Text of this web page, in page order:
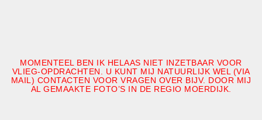
MOMENTEEL BEN IK HELAAS NIET INZETBAAR VOOR
VLIEG-OPDRACHTEN . U KUNT MIJ NATUURLIJK WEL (VIA
MAIL) CONTACTEN VOOR VRAGEN OVER BIJV. DOOR MIJ
AL GEMAAKTE FOTO’S IN DE REGIO MOERDIJK.